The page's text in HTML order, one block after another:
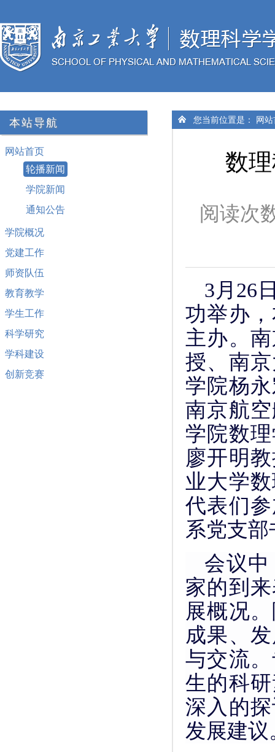
本站导航
网站首页
轮播新闻
学院新闻
通知公告
学院概况
党建工作
师资队伍
教育教学
学生工作
科学研究
学科建设
创新竞赛
您当前位置是： 网
数
阅读次
3月26
功举办
主办。
授、南
学院杨
南京航
学院数
廖开明
业大学
代表们
系党支
会议
家的到
展概况
成果、
与交流
生的科
深入的
发展建议